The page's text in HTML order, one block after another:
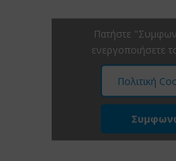
Πατήστε
ενεργοποιήσετε
Πολιτική